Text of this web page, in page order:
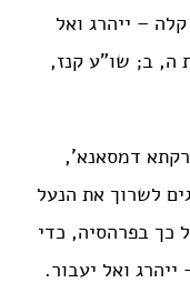
– ייהרג ואל
ה, ב; שו”ע קנז,
דמסאנא’,
לשרוך את הנעל
כך בפרהסיה, כדי
ואל יעבור.